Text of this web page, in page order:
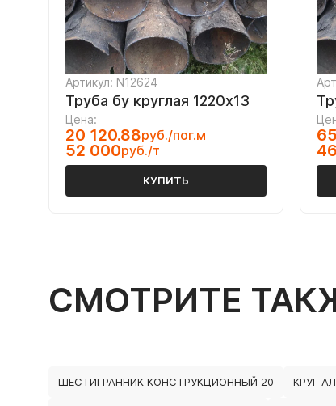
Артикул: N12624
Труба бу круглая 1220х13
Цена:
20 120.88руб./пог.м
52 000руб./т
КУПИТЬ
СМОТРИТЕ
ШЕСТИГРАННИК КОНСТРУКЦИОННЫЙ 20 КРУГ